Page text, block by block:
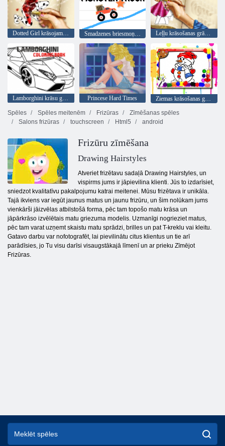
Dotted Girl krāsojamā grāmata Smadzenes briesmoņu kravas automašīnai Leļļu krāsošanas grāmata
Lamborghini krāsu grāmata Princese Hard Times
Ziemas krāsošanas grāmata
Spēles
Spēles meitenēm Frizūras
Zīmēšanas spēles
Salons frizūras
touchscreen Html5 android
Frizūru zīmēšana
Drawing Hairstyles
Atveriet frizētavu sadaļā Drawing Hairstyles, un
vispirms jums ir jāpievilina klienti. Jūs to izdarīsiet,
sniedzot kvalitatīvu pakalpojumu katrai meitenei. Mūsu frizētava ir unikāla.
Tajā ikviens var iegūt jaunus matus un jaunu frizūru, un šim nolūkam jums
vienkārši jāizvēlas atbilstošā forma, pēc tam topošo matu krāsa un
jāpārkrāso izvēlētais matu griezuma modelis. Uzmanīgi nogrieziet matus,
pēc tam varat uzņemt skaistu matu sprādzi, brilles un pat T-kreklu vai kleitu.
Gatavo darbu var nofotografēt, lai pievilinātu citus klientus un tie arī
parādīsies, jo Tu visu darīsi visaugstākajā līmenī un ar prieku Zīmējot
Frizūras.